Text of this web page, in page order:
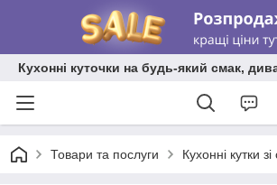
Кухонні куточки на будь-який смак,
Товари та послуги Кухонні кутки